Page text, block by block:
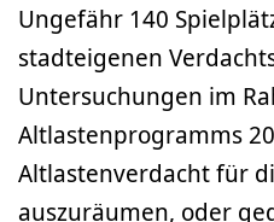
Ungefähr 140
stadteigenen
Untersuchungen im
Altlastenprogramms
Altlastenverdacht für
auszuräumen, oder